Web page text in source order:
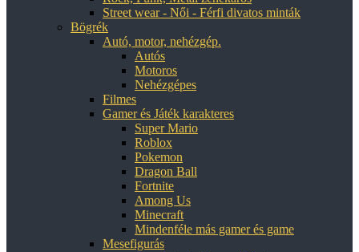
Street wear - Női - Férfi divatos minták
Bögrék
Autó, motor, nehézgép.
Autós
Motoros
Nehézgépes
Filmes
Gamer és Játék karakteres
Super Mario
Roblox
Pokemon
Dragon Ball
Fortnite
Among Us
Minecraft
Mindenféle más gamer és game
Mesefigurás